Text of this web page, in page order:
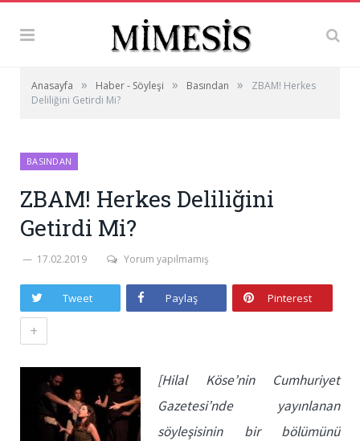
Anasayfa » Haber - Söyleşi » Basından »
ZBAM! Herkes
Deliliğini Getirdi Mi?
BASINDAN
ZBAM! Herkes Deliliğini
Getirdi Mi?
17.02.2019 Yorum yapılmamış
Tweet Paylaş Pinterest
+
[Hilal Köse’nin Cumhuriyet
Gazetesi’nde yayınlanan
söyleşisinin bir bölümünü